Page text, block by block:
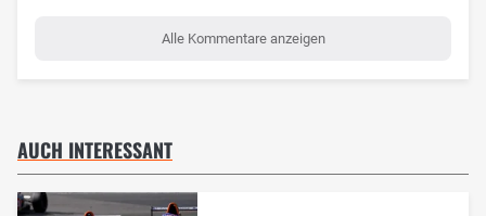
Alle Kommentare anzeigen
AUCH INTERESSANT